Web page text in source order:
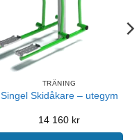
TRÄNING
Singel Skidåkare – utegym
14 160 kr